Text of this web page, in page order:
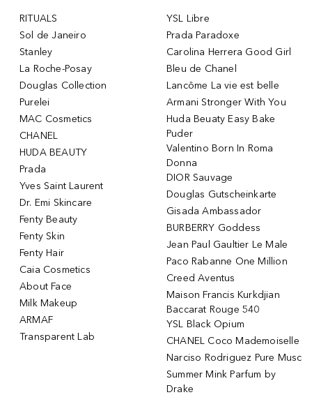
RITUALS
Sol de Janeiro
Stanley
La Roche-Posay
Douglas Collection
Purelei
MAC Cosmetics
CHANEL
HUDA BEAUTY
Prada
Yves Saint Laurent
Dr. Emi Skincare
Fenty Beauty
Fenty Skin
Fenty Hair
Caia Cosmetics
About Face
Milk Makeup
ARMAF
Transparent Lab
YSL Libre
Prada Paradoxe
Carolina Herrera Good Girl
Bleu de Chanel
Lancôme La vie est belle
Armani Stronger With You
Huda Beuaty Easy Bake
Puder
Valentino Born In Roma
Donna
DIOR Sauvage
Douglas Gutscheinkarte
Gisada Ambassador
BURBERRY Goddess
Jean Paul Gaultier Le Male
Paco Rabanne One Million
Creed Aventus
Maison Francis Kurkdjian
Baccarat Rouge 540
YSL Black Opium
CHANEL Coco Mademoiselle
Narciso Rodriguez Pure Musc
Summer Mink Parfum by
Drake